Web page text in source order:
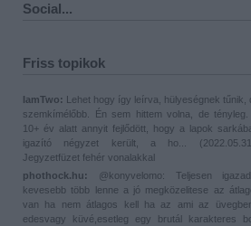
Social...
Friss topikok
IamTwo: Lehet hogy így leírva, hülyeségnek tűnik,
szemkímélőbb. Én sem hittem volna, de tényleg.
10+ év alatt annyit fejlődött, hogy a lapok
igazító négyzet került, a ho...
(
Jegyzetfüzet fehér vonalakkal
phothock.hu:
@konyvelomo: Teljesen
kevesebb több lenne a jó megközelitese az
van ha nem átlagos kell ha az ami az
edesvagy küvé,esetleg egy brutál karakteres